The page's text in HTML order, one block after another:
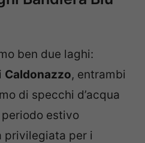
ben due laghi:
Caldonazzo, entrambi
di specchi d’acqua
estivo
privilegiata per i